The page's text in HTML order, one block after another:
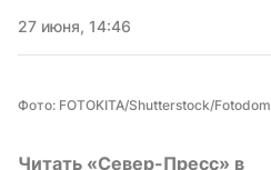
27 июня, 14:46
Фото: FOTOKITA/Shutterstock/Fotodom
Читать «Север-Пресс» в